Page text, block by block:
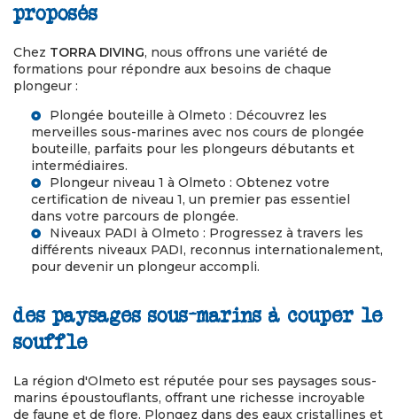
proposés
Chez TORRA DIVING, nous offrons une variété de
formations pour répondre aux besoins de chaque
plongeur :
Plongée bouteille à Olmeto : Découvrez les
merveilles sous-marines avec nos cours de plongée
bouteille, parfaits pour les plongeurs débutants et
intermédiaires.
Plongeur niveau 1 à Olmeto : Obtenez votre
certification de niveau 1, un premier pas essentiel
dans votre parcours de plongée.
Niveaux PADI à Olmeto : Progressez à travers les
différents niveaux PADI, reconnus internationalement,
pour devenir un plongeur accompli.
des paysages sous-marins à couper le
souffle
La région d'Olmeto est réputée pour ses paysages sous-
marins époustouflants, offrant une richesse incroyable
de faune et de flore. Plongez dans des eaux cristallines et